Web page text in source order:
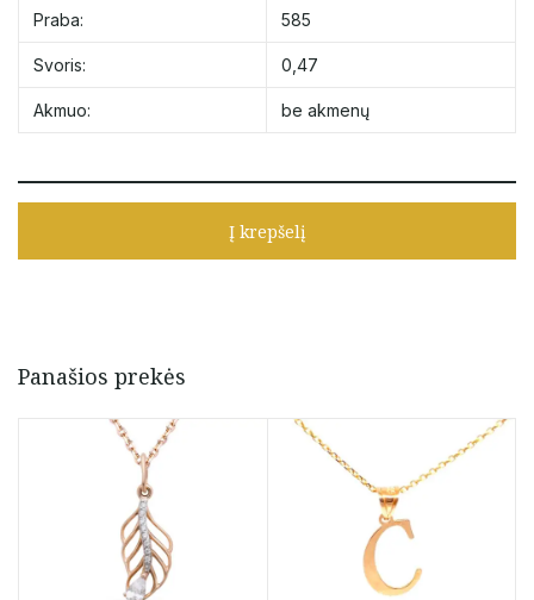
Praba: 585
Svoris: 0,47
Akmuo: be akmenų
Į krepšelį
Panašios prekės